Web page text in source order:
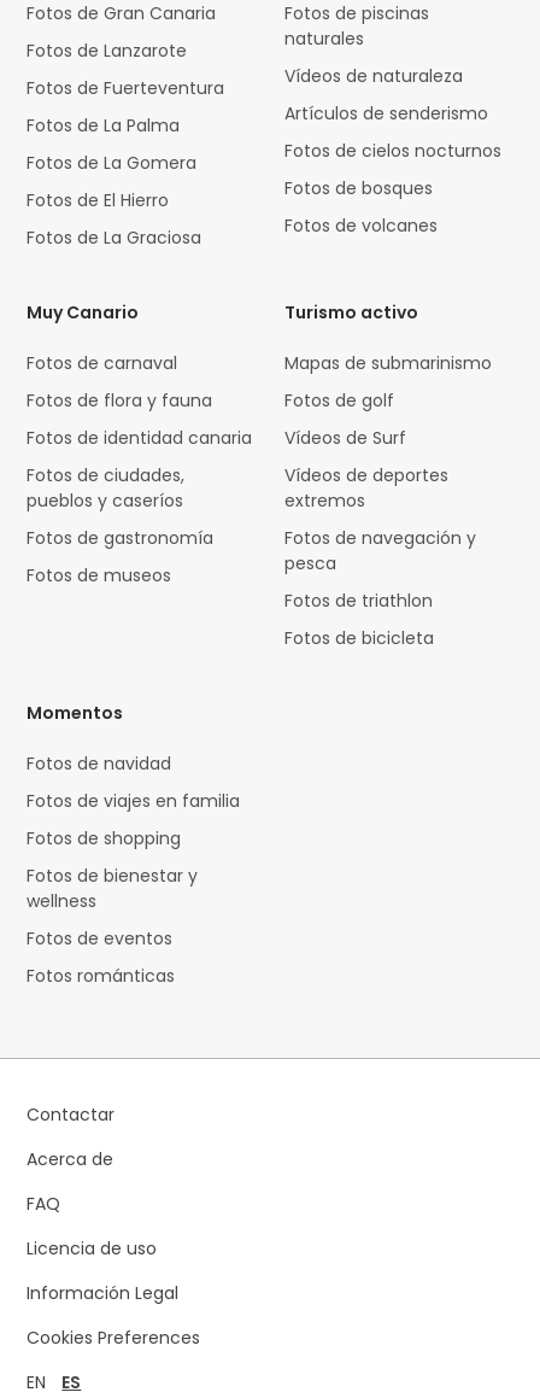
Fotos de Gran Canaria
Fotos de Lanzarote
Fotos de Fuerteventura
Fotos de La Palma
Fotos de La Gomera
Fotos de El Hierro
Fotos de La Graciosa
Fotos de piscinas
naturales
Vídeos de naturaleza
Artículos de senderismo
Fotos de cielos nocturnos
Fotos de bosques
Fotos de volcanes
Muy Canario
Fotos de carnaval
Fotos de flora y fauna
Fotos de identidad canaria
Fotos de ciudades,
pueblos y caseríos
Fotos de gastronomía
Fotos de museos
Turismo activo
Mapas de submarinismo
Fotos de golf
Vídeos de Surf
Vídeos de deportes
extremos
Fotos de navegación y
pesca
Fotos de triathlon
Fotos de bicicleta
Momentos
Fotos de navidad
Fotos de viajes en familia
Fotos de shopping
Fotos de bienestar y
wellness
Fotos de eventos
Fotos románticas
Contactar
Acerca de
FAQ
Licencia de uso
Información Legal
Cookies Preferences
EN
ES